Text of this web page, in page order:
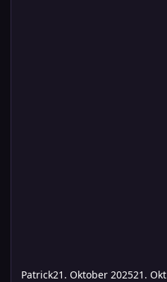
Patrick21. Oktober 202521. Okt